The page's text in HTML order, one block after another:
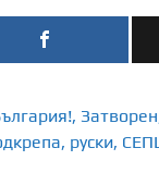
, Затворен
, руски,